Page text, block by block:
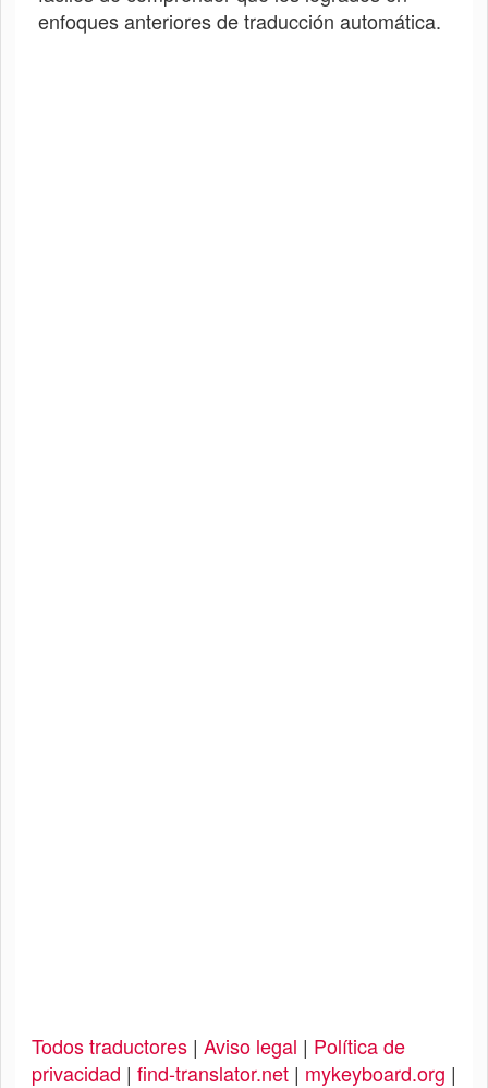
enfoques anteriores de traducción automática.
Todos traductores | Aviso legal | Política de
privacidad | find-translator.net | mykeyboard.org |